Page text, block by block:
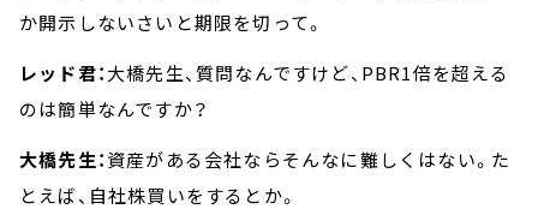
か開示しないさいと期限を切って。
レッド君：大橋先生、質問なんですけど、PBR1倍を超える
のは簡単なんですか？
大橋先生：資産がある会社ならそんなに難しくはない。た
とえば、自社株買いをするとか。